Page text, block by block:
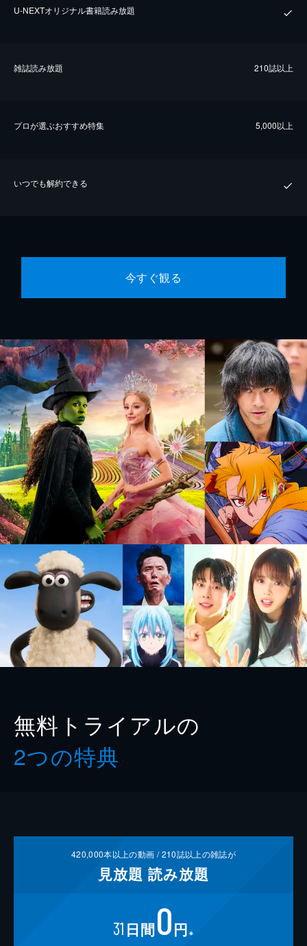
U-NEXTオリジナル書籍読み放題
雑誌読み放題 210誌以上
プロが選ぶおすすめ特集 5,000以上
いつでも解約できる
今すぐ観る
無料トライアルの
2つの特典
420,000本以上の動画 /210誌以上の雑誌が
見放題 読み放題
31 日間0円 ※